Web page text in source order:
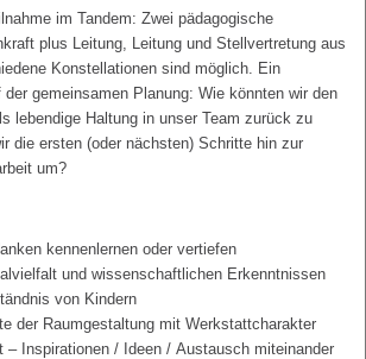
im Tandem: Zwei pädagogische
plus Leitung, Leitung und Stellvertretung aus
Konstellationen sind möglich. Ein
gemeinsamen Planung: Wie könnten wir den
lebendige Haltung in unser Team zurück zu
die ersten (oder nächsten) Schritte hin zur
um?
kennenlernen oder vertiefen
und wissenschaftlichen Erkenntnissen
von Kindern
der Raumgestaltung mit Werkstattcharakter
– Inspirationen / Ideen / Austausch miteinander